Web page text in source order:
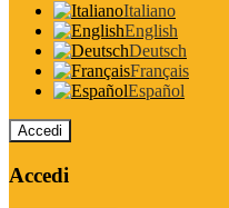
Italiano
English
Deutsch
Français
Español
Accedi
Accedi